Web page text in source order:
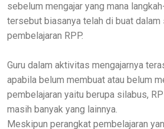
sebelum mengajar yang mana
tersebut biasanya telah di buat dalam
pembelajaran RPP.
Guru dalam aktivitas mengajarnya
apabila belum membuat atau belum
pembelajaran yaitu berupa silabus,
masih banyak yang lainnya.
Meskipun perangkat pembelajaran